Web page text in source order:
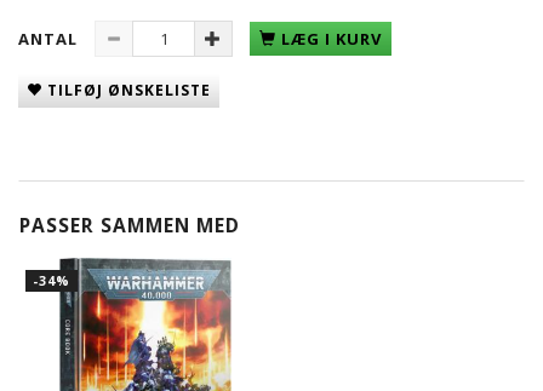
ANTAL LÆG I KURV
TILFØJ ØNSKELISTE
PASSER SAMMEN MED
-34%